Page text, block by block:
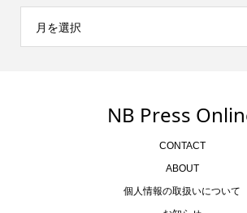
月を選択
NB Press
CONTACT
ABOUT
個人情報の取扱いについて